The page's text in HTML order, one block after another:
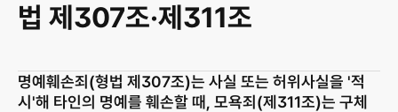
법 제307조·제311조
명예훼손죄(형법 제307조)는 사실 또는 허위사실을 '적
시'해 타인의 명예를 훼손할 때, 모욕죄(제311조)는 구체